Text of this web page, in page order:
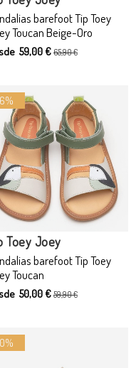
barefoot Tip Toey
Toucan Beige-Oro
59,00 €65,90 €
barefoot Tip Toey
Toucan
Toey Joey
50,00 €59,90 €